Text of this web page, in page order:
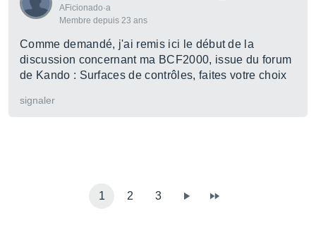
AFicionado·a
Membre depuis 23 ans
Comme demandé, j'ai remis ici le début de la
discussion concernant ma BCF2000, issue du forum
de Kando : Surfaces de contrôles, faites votre choix
signaler
1 2 3